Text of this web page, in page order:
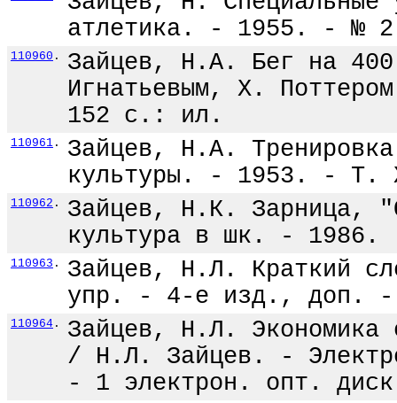
атлетика. - 1955. - №
110960 .
Зайцев, Н.А. Бег на
Игнатьевым, Х.
152 с.: ил.
110961 .
Зайцев, Н.А.
культуры. - 1953. -
110962 .
Зайцев, Н.К. Зарница,
культура в шк. -
110963 .
Зайцев, Н.Л. Краткий
упр. - 4-е изд., доп.
110964 .
Зайцев, Н.Л. Экономика
/ Н.Л. Зайцев. -
- 1 электрон. опт. диск